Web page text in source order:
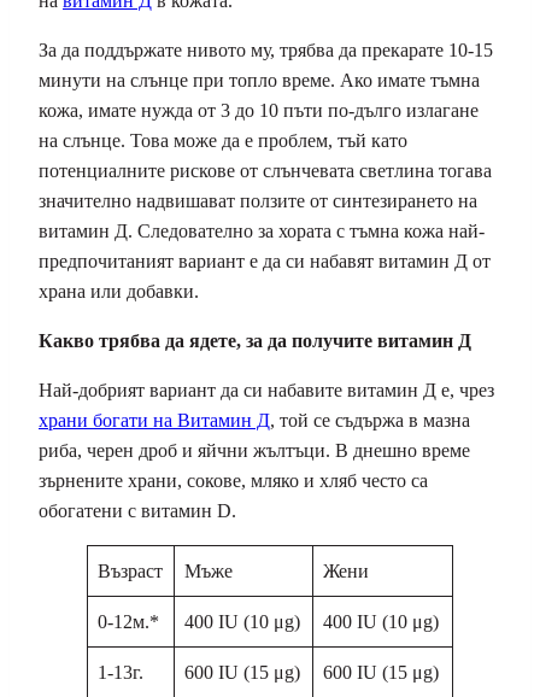
За да поддържате нивото му, трябва да прекарате 10-15
минути на слънце при топло време. Ако имате тъмна
кожа, имате нужда от 3 до 10 пъти по-дълго излагане
на слънце. Това може да е проблем, тъй като
потенциалните рискове от слънчевата светлина тогава
значително надвишават ползите от синтезирането на
витамин Д. Следователно за хората с тъмна кожа най-
предпочитаният вариант е да си набавят витамин Д от
храна или добавки.
Какво трябва да ядете, за да получите витамин Д
Най-добрият вариант да си набавите витамин Д е, чрез
храни богати на Витамин Д, той се съдържа в мазна
риба, черен дроб и яйчни жълтъци. В днешно време
зърнените храни, сокове, мляко и хляб често са
обогатени с витамин D.
Възраст Мъже Жени
0-12м.* 400 IU (10 μg) 400 IU (10 μg)
1-13г. 600 IU (15 μg) 600 IU (15 μg)